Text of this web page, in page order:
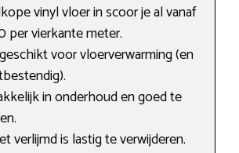
vinyl vloer in scoor je al vanaf
per vierkante meter.
voor vloerverwarming (en
in onderhoud en goed te
verlijmd is lastig te verwijderen.